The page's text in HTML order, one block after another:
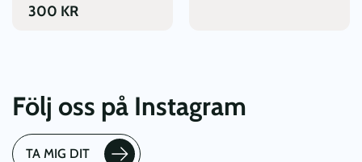
300 KR
Följ oss på Instagram
TA MIG DIT